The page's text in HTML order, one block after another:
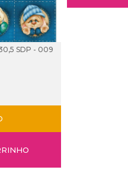
SDP - 009